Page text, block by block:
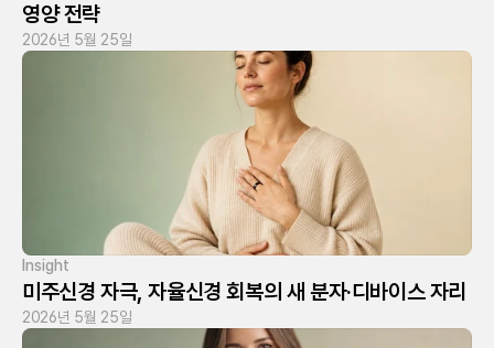
영양 전략
2026년 5월 25일
Insight
미주신경 자극, 자율신경 회복의 새 분자·디바이스 자리
2026년 5월 25일